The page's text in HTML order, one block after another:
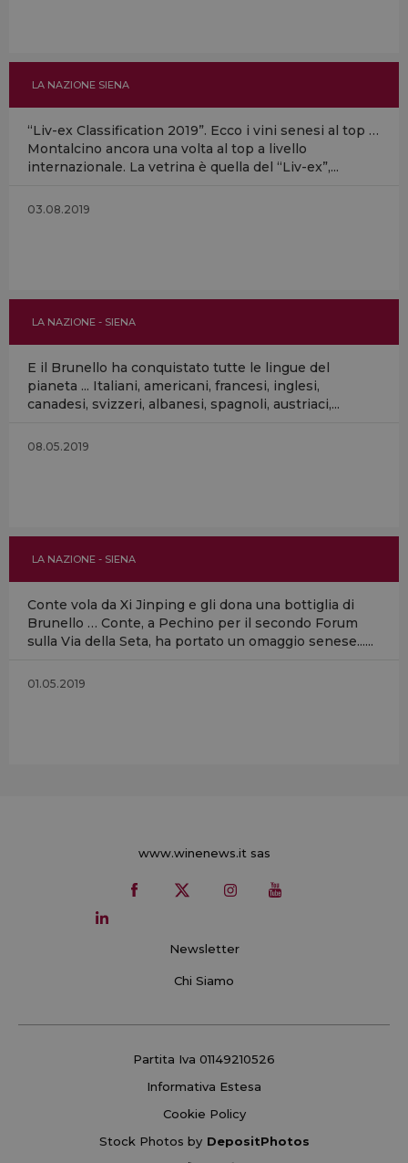
LA NAZIONE SIENA
“Liv-ex Classification 2019”. Ecco i vini senesi al top …
Montalcino ancora una volta al top a livello
internazionale. La vetrina è quella del “Liv-ex”,...
03.08.2019
LA NAZIONE - SIENA
E il Brunello ha conquistato tutte le lingue del
pianeta ... Italiani, americani, francesi, inglesi,
canadesi, svizzeri, albanesi, spagnoli, austriaci,...
08.05.2019
LA NAZIONE - SIENA
Conte vola da Xi Jinping e gli dona una bottiglia di
Brunello … Conte, a Pechino per il secondo Forum
sulla Via della Seta, ha portato un omaggio senese......
01.05.2019
www.winenews.it sas
Newsletter
Chi Siamo
Partita Iva 01149210526
Informativa Estesa
Cookie Policy
Stock Photos by DepositPhotos